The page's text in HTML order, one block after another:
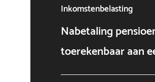
Inkomstenbelasting
Nabetaling
toerekenbaar aan